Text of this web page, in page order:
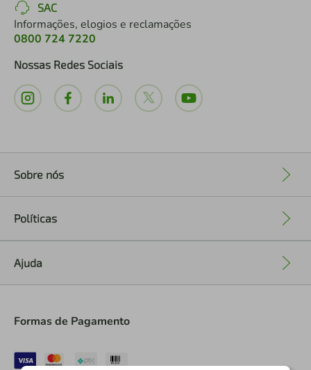
SAC
Informações, elogios e reclamações
0800 724 7220
Nossas Redes Sociais
Sobre nós
Políticas
Ajuda
Formas de Pagamento